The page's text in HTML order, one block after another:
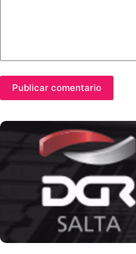
Publicar comentario